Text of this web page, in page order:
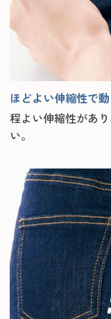
ほどよい伸縮性で
程よい伸縮性があ
い。